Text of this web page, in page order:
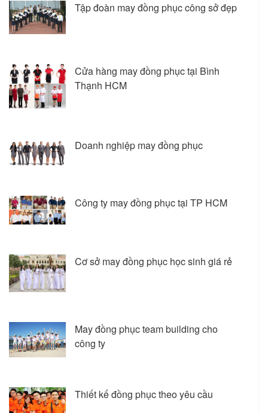
Tập đoàn may đồng phục công sở đẹp
Cửa hàng may đồng phục tại Bình
Thạnh HCM
Doanh nghiệp may đồng phục
Công ty may đồng phục tại TP HCM
Cơ sở may đồng phục học sinh giá rẻ
May đồng phục team building cho
công ty
Thiết kế đồng phục theo yêu cầu